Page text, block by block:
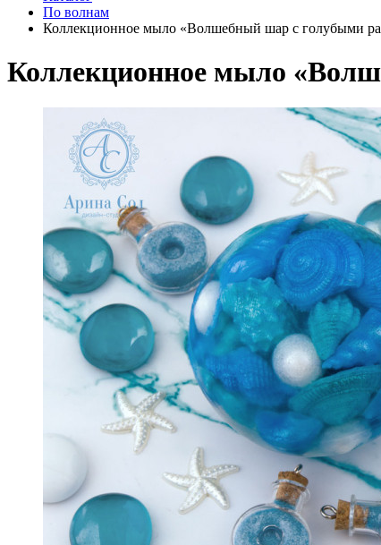
По волнам
Коллекционное мыло «Волшебный шар с голубыми
Коллекционное мыло